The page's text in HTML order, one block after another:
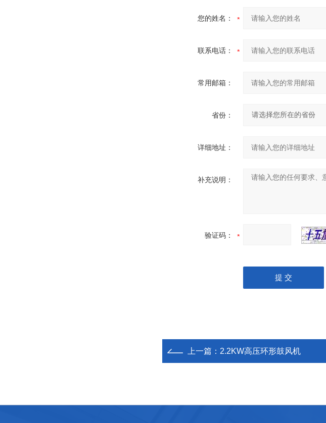
您的姓名：
联系电话：
常用邮箱：
省份：
详细地址：
补充说明：
验证码：
上一篇： 2.2KW高压环形鼓风机